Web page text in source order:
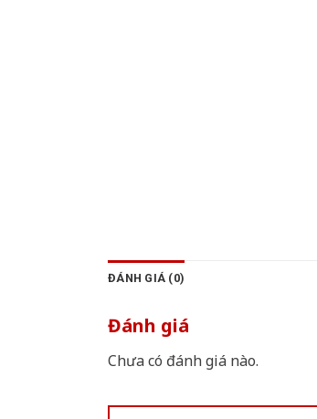
ĐÁNH GIÁ (0)
Đánh giá
Chưa có đánh giá nào.